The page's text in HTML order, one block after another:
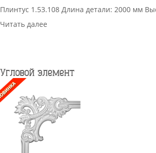
Плинтус 1.53.108 Длина детали: 2000 мм
Читать далее
Угловой элемент